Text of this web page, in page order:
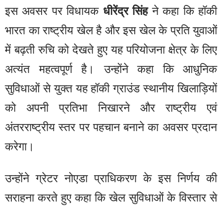
इस अवसर पर विधायक धीरेंद्र सिंहने कहा कि हॉकी
भारत का राष्ट्रीय खेल है और इस खेल के प्रति युवाओं
में बढ़ती रुचि को देखते हुए यह परियोजना क्षेत्र के लिए
अत्यंत महत्वपूर्ण है। उन्होंने कहा कि आधुनिक
सुविधाओं से युक्त यह हॉकी ग्राउंड स्थानीय खिलाड़ियों
को अपनी प्रतिभा निखारने और राष्ट्रीय एवं
अंतरराष्ट्रीय स्तर पर पहचान बनाने का अवसर प्रदान
करेगा।
उन्होंने ग्रेटर नोएडा प्राधिकरण के इस निर्णय की
सराहना करते हुए कहा कि खेल सुविधाओं के विस्तार से